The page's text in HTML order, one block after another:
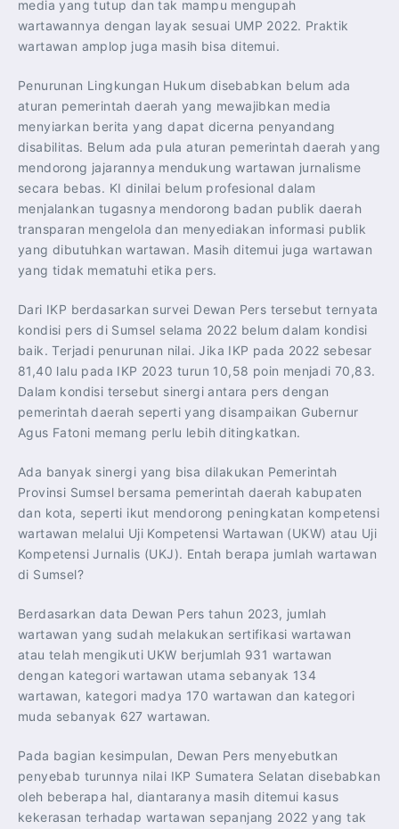
media yang tutup dan tak mampu mengupah
wartawannya dengan layak sesuai UMP 2022. Praktik
wartawan amplop juga masih bisa ditemui.
Penurunan Lingkungan Hukum disebabkan belum ada
aturan pemerintah daerah yang mewajibkan media
menyiarkan berita yang dapat dicerna penyandang
disabilitas. Belum ada pula aturan pemerintah daerah yang
mendorong jajarannya mendukung wartawan jurnalisme
secara bebas. KI dinilai belum profesional dalam
menjalankan tugasnya mendorong badan publik daerah
transparan mengelola dan menyediakan informasi publik
yang dibutuhkan wartawan. Masih ditemui juga wartawan
yang tidak mematuhi etika pers.
Dari IKP berdasarkan survei Dewan Pers tersebut ternyata
kondisi pers di Sumsel selama 2022 belum dalam kondisi
baik. Terjadi penurunan nilai. Jika IKP pada 2022 sebesar
81,40 lalu pada IKP 2023 turun 10,58 poin menjadi 70,83.
Dalam kondisi tersebut sinergi antara pers dengan
pemerintah daerah seperti yang disampaikan Gubernur
Agus Fatoni memang perlu lebih ditingkatkan.
Ada banyak sinergi yang bisa dilakukan Pemerintah
Provinsi Sumsel bersama pemerintah daerah kabupaten
dan kota, seperti ikut mendorong peningkatan kompetensi
wartawan melalui Uji Kompetensi Wartawan (UKW) atau Uji
Kompetensi Jurnalis (UKJ). Entah berapa jumlah wartawan
di Sumsel?
Berdasarkan data Dewan Pers tahun 2023, jumlah
wartawan yang sudah melakukan sertifikasi wartawan
atau telah mengikuti UKW berjumlah 931 wartawan
dengan kategori wartawan utama sebanyak 134
wartawan, kategori madya 170 wartawan dan kategori
muda sebanyak 627 wartawan.
Pada bagian kesimpulan, Dewan Pers menyebutkan
penyebab turunnya nilai IKP Sumatera Selatan disebabkan
oleh beberapa hal, diantaranya masih ditemui kasus
kekerasan terhadap wartawan sepanjang 2022 yang tak